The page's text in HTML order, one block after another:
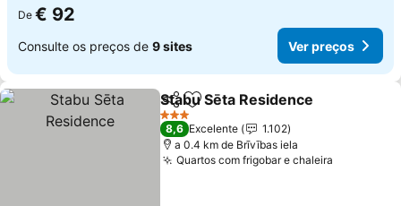
De € 92
Consulte os preços de 9 sites Ver preços
PartilharAdicionar aos favoritos
Stabu Sēta Residence
3 Estrelas
8,6 Excelente
1.102
a 0.4 km de Brīvības iela
Quartos com frigobar e chaleira